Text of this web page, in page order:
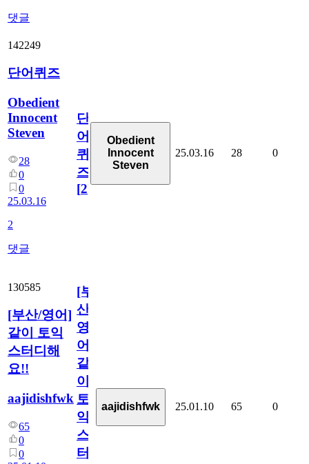
댓글
142249
단어퀴즈
Obedient
Innocent
Steven
28
0
0
25.03.16
2
댓글
단
어
퀴
즈
[2]
Obedient
Innocent
Steven
25.03.16 28 0
130585
[부산/영어]
같이 토익
스터디해
요!!
aajidishfwk
65
0
0
[부
산/
영
어]
같
이
토
익
스
터
aajidishfwk 25.01.10 65 0